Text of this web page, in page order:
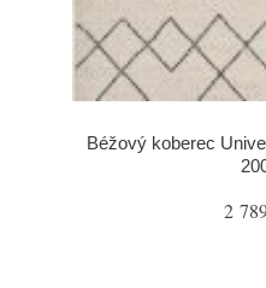
Béžový koberec
2